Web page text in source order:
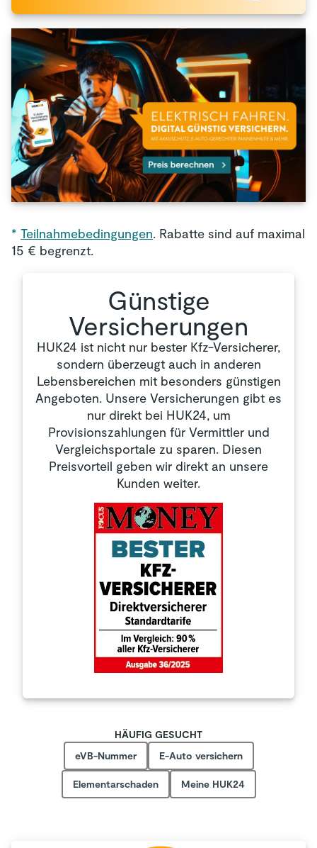
* Teilnahmebedingungen. Rabatte sind auf maximal
15 € begrenzt.
Günstige
Versicherungen
HUK24 ist nicht nur bester Kfz-Versicherer,
sondern überzeugt auch in anderen
Lebensbereichen mit besonders günstigen
Angeboten. Unsere Versicherungen gibt es
nur direkt bei HUK24, um
Provisionszahlungen für Vermittler und
Vergleichsportale zu sparen. Diesen
Preisvorteil geben wir direkt an unsere
Kunden weiter.
HÄUFIG GESUCHT
eVB-Nummer
E-Auto versichern
Elementarschaden Meine HUK24